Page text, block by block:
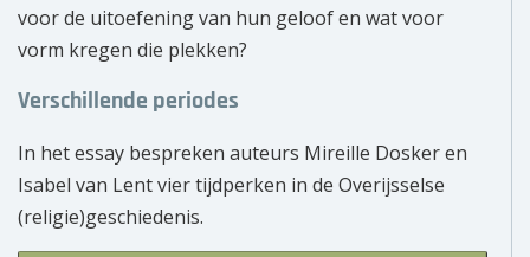
voor de uitoefening van hun geloof en wat voor
vorm kregen die plekken?
Verschillende periodes
In het essay bespreken auteurs Mireille Dosker en
Isabel van Lent vier tijdperken in de Overijsselse
(religie)geschiedenis.